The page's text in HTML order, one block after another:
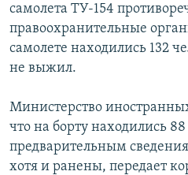
самолета ТУ-154
правоохранительные
самолете находились 132
не выжил.
Министерство
что на борту находились
предварительным
хотя и ранены, передает